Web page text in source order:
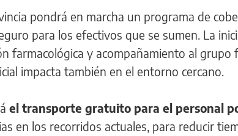
pondrá en marcha un programa de
para los efectivos que se sumen. La
farmacológica y acompañamiento al grupo
impacta también en el entorno cercano.
el transporte gratuito para el personal
en los recorridos actuales, para reducir